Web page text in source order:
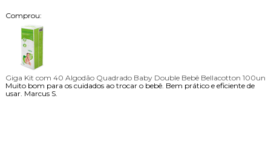
Comprou:
Giga Kit com 40 Algodão Quadrado Baby Double Bebê Bellacotton 100un
Muito bom para os cuidados ao trocar o bebê. Bem prático e eficiente de
usar. Marcus S.